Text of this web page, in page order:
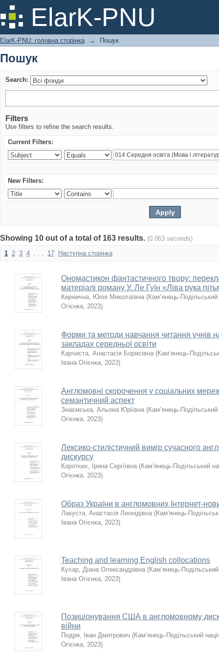
ElarK-PNU
Пошук
ElarK-PNU: головна сторінка → Пошук
Пошук
Search:
Filters
Use filters to refine the search results.
Current Filters:
New Filters:
Showing 10 out of a total of 163 results. (0.063 seconds)
1 2 3 4 . . . 17 Наступна сторінка
Ономастикон фантастичного твору:
матеріалі роману У. Ле Гуїн «Ліва рука
Кернична, Юлія Миколаївна (Кам’янець-Подільський
Огієнка, 2023)
Форми та методи навчання читання учнів
закладах середньої освіти
Карчиста, Анастасія Борисівна (Кам’янець-
Івана Огієнка, 2023)
Англомовні скорочення у соціальних
семантичний аспект
Знаємська, Альона Юріївна (Кам’янець-Подільський
Огієнка, 2023)
Лексико-стилістичний вимір сучасного
дискурсу
Коротких, Ірина Сергіївна (Кам’янець-Подільський
Огієнка, 2023)
Образ України в англомовних Інтернет-
Лакуста, Анастасія Леонідівна (Кам’янець-
Івана Огієнка, 2023)
Teaching and learning English collocations
Кухар, Діана Олександрівна (Кам’янець-
Івана Огієнка, 2023)
Позиціонування США в англомовному
війни
Подря, Іван Дмитрович (Кам’янець-Подільський
Огієнка, 2023)